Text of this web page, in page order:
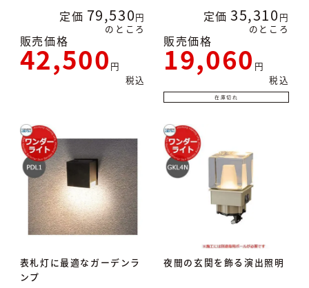
定価 79,530
のところ
販売価格
42,500
税込
定価 35,310
のところ
販売価格
19,060
税込
在庫切れ
表札灯に最適なガーデンラ
ンプ
夜間の玄関を飾る演出照明